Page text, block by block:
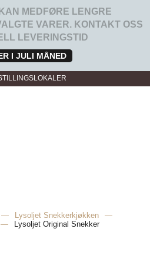
MEDFØRE LENGRE
VARER. KONTAKT OSS
LEVERINGSTID
I JULI MÅNED
— Lysoljet Snekkerkjøkken
—
—
Lysoljet Original Snekker